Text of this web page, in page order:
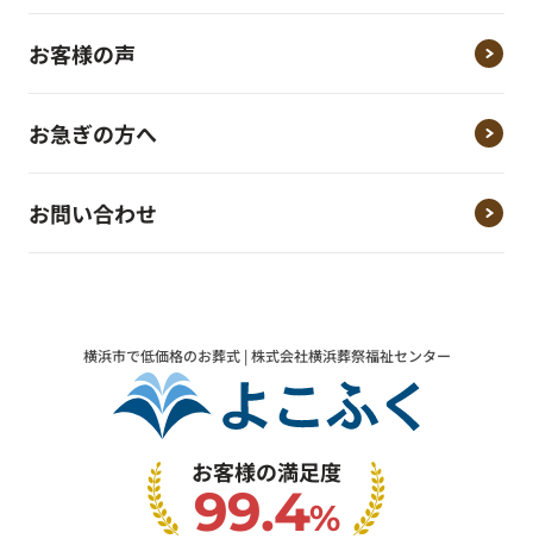
お客様の声
お急ぎの方へ
お問い合わせ
横浜市で低価格のお葬式 | 株式会社横浜葬祭福祉センター
お客様の満足度
99.4%